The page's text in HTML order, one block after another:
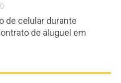
de celular durante
de aluguel em